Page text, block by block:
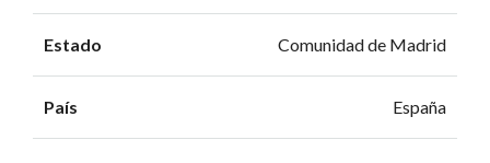
Estado Comunidad de Madrid
País España